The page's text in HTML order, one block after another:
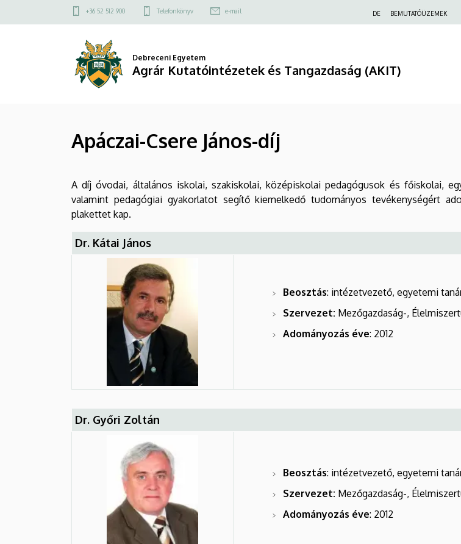
Apáczai-
Tangazdaság
a
Felső
menü
+36 52 512 900 Telefonkönyv e-mail DE BEMUTATÓÜZEMEK
Debreceni Egyetem
Agrár Kutatóintézetek és Tangazdaság (AKIT)
Apáczai-Csere János-díj
A díj óvodai, általános iskolai, szakiskolai, középiskolai pedagógusok és főiskolai,
valamint pedagógiai gyakorlatot segítő kiemelkedő tudományos tevékenységért
plakettet kap.
Dr. Kátai János
Beosztás: intézetvezető, egyetemi
Szervezet: Mezőgazdaság-,
Adományozás éve: 2012
Dr. Győri Zoltán
Beosztás: intézetvezető, egyetemi
Szervezet: Mezőgazdaság-,
Adományozás éve: 2012